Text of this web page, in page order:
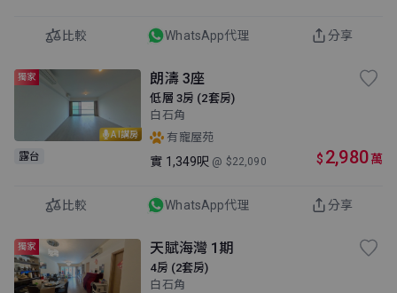
比較 WhatsApp代理 分享
AI講房
獨家
露台
朗濤 3座
低層 3房 (2套房)
白石角
有寵屋苑
實 1,349呎 @ $22,090 $ 2,980萬
比較 WhatsApp代理 分享
獨家 天賦海灣 1期
4房 (2套房)
白石角